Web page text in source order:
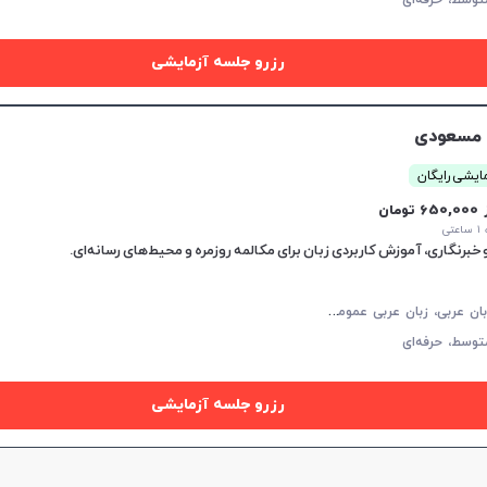
رزرو جلسه آزمایشی
مسعودى
رایگان
آموزش کاربردی زبان برای مکالمه روزمره و محیط‌های رسانه‌ای.
م
کالمه زبان عربی، زبان عربی عمومی، زبان عربی کودکان، لهجه عراقی، عربی فصیح، زبان عربی تجاری، زبان عربی هفتم دبیرستان، زبان عربی هشتم دبیرستان، زبان عربی نهم دبیرستان
حرفه‌ای
رزرو جلسه آزمایشی